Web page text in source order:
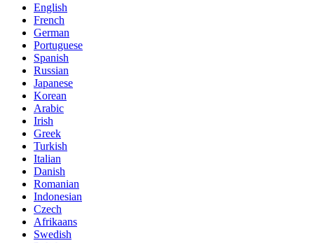
English
French
German
Portuguese
Spanish
Russian
Japanese
Korean
Arabic
Irish
Greek
Turkish
Italian
Danish
Romanian
Indonesian
Czech
Afrikaans
Swedish